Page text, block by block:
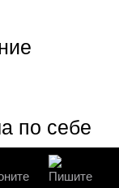
по себе